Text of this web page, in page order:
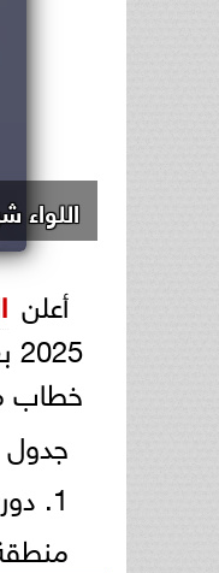
اللواء
أعلن
خطاب
جدول
1. دوري المنطقة للتجديف: